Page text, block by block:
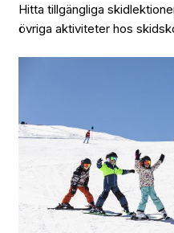
Hitta tillgängliga
övriga aktiviteter hos